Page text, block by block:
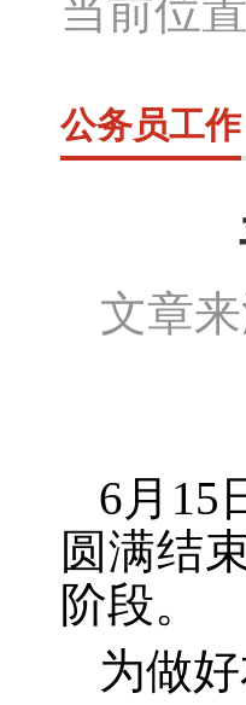
当前位
公务员工作
文章
6月15
圆满结
阶段。
为做